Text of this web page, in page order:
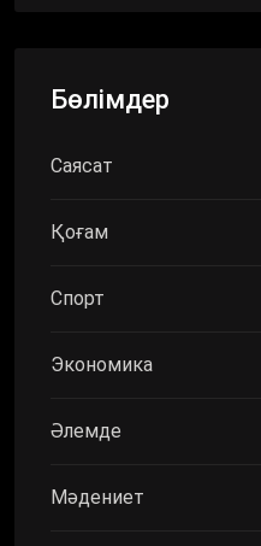
Бөлімдер
Саясат
Қоғам
Спорт
Экономика
Әлемде
Мәдениет